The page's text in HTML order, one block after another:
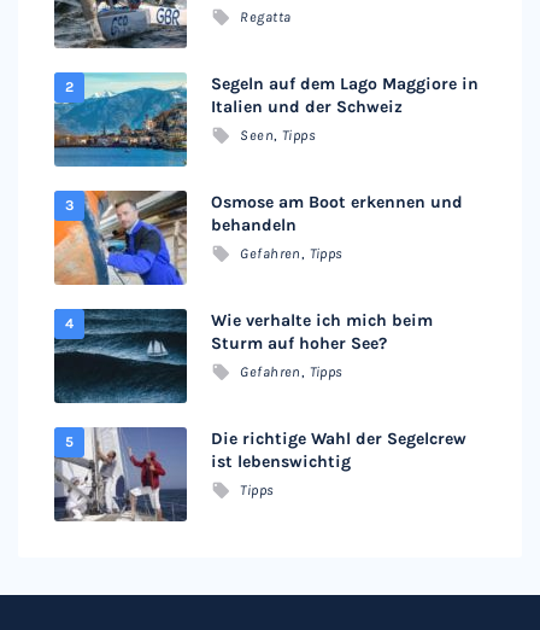
Regatta
Segeln auf dem Lago Maggiore in
Italien und der Schweiz
Seen Tipps
Osmose am Boot erkennen und
behandeln
Gefahren Tipps
Wie verhalte ich mich beim
Sturm auf hoher See?
Gefahren Tipps
Die richtige Wahl der Segelcrew
ist lebenswichtig
Tipps